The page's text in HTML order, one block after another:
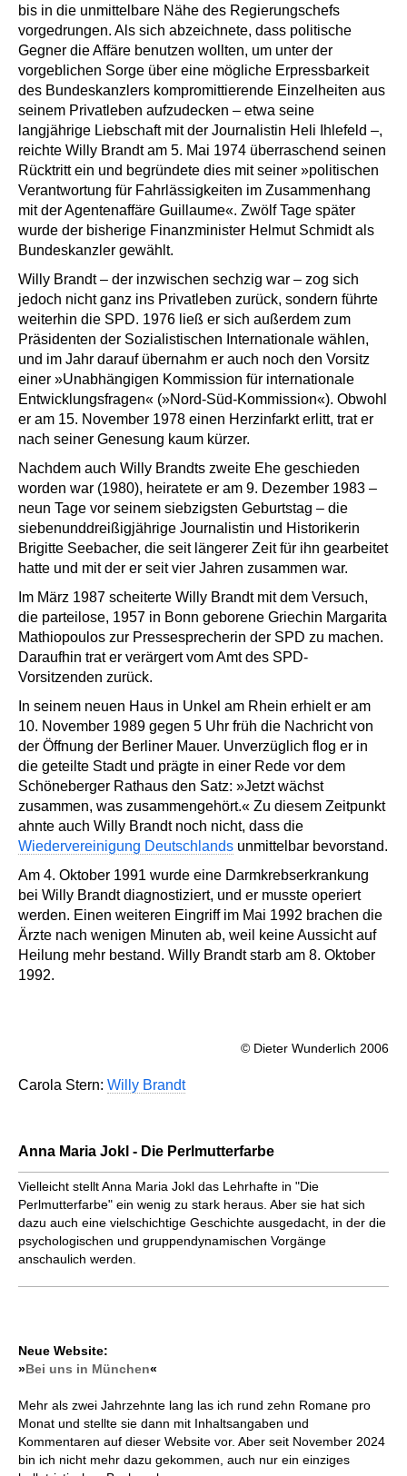
bis in die unmittelbare Nähe des Regierungschefs
vorgedrungen. Als sich abzeichnete, dass politische
Gegner die Affäre benutzen wollten, um unter der
vorgeblichen Sorge über eine mögliche Erpressbarkeit
des Bundeskanzlers kompromittierende Einzelheiten aus
seinem Privatleben aufzudecken – etwa seine
langjährige Liebschaft mit der Journalistin Heli Ihlefeld –,
reichte Willy Brandt am 5. Mai 1974 überraschend seinen
Rücktritt ein und begründete dies mit seiner »politischen
Verantwortung für Fahrlässigkeiten im Zusammenhang
mit der Agentenaffäre Guillaume«. Zwölf Tage später
wurde der bisherige Finanzminister Helmut Schmidt als
Bundeskanzler gewählt.
Willy Brandt – der inzwischen sechzig war – zog sich
jedoch nicht ganz ins Privatleben zurück, sondern führte
weiterhin die SPD. 1976 ließ er sich außerdem zum
Präsidenten der Sozialistischen Internationale wählen,
und im Jahr darauf übernahm er auch noch den Vorsitz
einer »Unabhängigen Kommission für internationale
Entwicklungsfragen« (»Nord-Süd-Kommission«). Obwohl
er am 15. November 1978 einen Herzinfarkt erlitt, trat er
nach seiner Genesung kaum kürzer.
Nachdem auch Willy Brandts zweite Ehe geschieden
worden war (1980), heiratete er am 9. Dezember 1983 –
neun Tage vor seinem siebzigsten Geburtstag – die
siebenunddreißigjährige Journalistin und Historikerin
Brigitte Seebacher, die seit längerer Zeit für ihn gearbeitet
hatte und mit der er seit vier Jahren zusammen war.
Im März 1987 scheiterte Willy Brandt mit dem Versuch,
die parteilose, 1957 in Bonn geborene Griechin Margarita
Mathiopoulos zur Pressesprecherin der SPD zu machen.
Daraufhin trat er verärgert vom Amt des SPD-
Vorsitzenden zurück.
In seinem neuen Haus in Unkel am Rhein erhielt er am
10. November 1989 gegen 5 Uhr früh die Nachricht von
der Öffnung der Berliner Mauer. Unverzüglich flog er in
die geteilte Stadt und prägte in einer Rede vor dem
Schöneberger Rathaus den Satz: »Jetzt wächst
zusammen, was zusammengehört.« Zu diesem Zeitpunkt
ahnte auch Willy Brandt noch nicht, dass die
Wiedervereinigung Deutschlands unmittelbar bevorstand.
Am 4. Oktober 1991 wurde eine Darmkrebserkrankung
bei Willy Brandt diagnostiziert, und er musste operiert
werden. Einen weiteren Eingriff im Mai 1992 brachen die
Ärzte nach wenigen Minuten ab, weil keine Aussicht auf
Heilung mehr bestand. Willy Brandt starb am 8. Oktober
1992.
© Dieter Wunderlich 2006
Carola Stern: Willy Brandt
Anna Maria Jokl - Die Perlmutterfarbe
Vielleicht stellt Anna Maria Jokl das Lehrhafte in "Die
Perlmutterfarbe" ein wenig zu stark heraus. Aber sie hat sich
dazu auch eine vielschichtige Geschichte ausgedacht, in der die
psychologischen und gruppendynamischen Vorgänge
anschaulich werden.
Neue Website:
»Bei uns in München«
Mehr als zwei Jahrzehnte lang las ich rund zehn Romane pro
Monat und stellte sie dann mit Inhaltsangaben und
Kommentaren auf dieser Website vor. Aber seit November 2024
bin ich nicht mehr dazu gekommen, auch nur ein einziges